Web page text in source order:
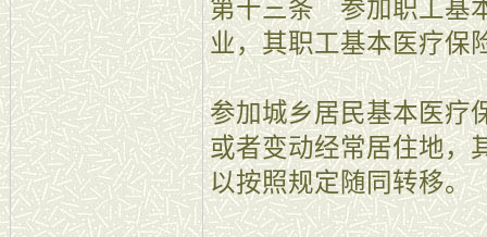
第十三条 参加职工基
业，其职工基本医疗保
参加城乡居民基本医疗
或者变动经常居住地，
以按照规定随同转移。